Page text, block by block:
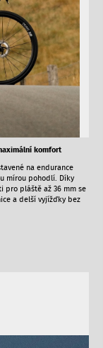
komfort
na endurance
mírou pohodlí. Díky
pro pláště až 36 mm se
a delší vyjížďky bez